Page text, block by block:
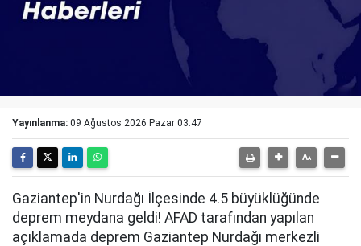
Yayınlanma: 09 Ağustos 2026 Pazar 03:47
Gaziantep'in Nurdağı İlçesinde 4.5 büyüklüğünde
deprem meydana geldi! AFAD tarafından yapılan
açıklamada deprem Gaziantep Nurdağı merkezli